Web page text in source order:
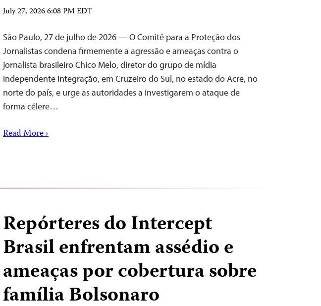
July 27, 2026 6:08 PM EDT
São Paulo, 27 de julho de 2026 — O Comitê para a Proteção dos
Jornalistas condena firmemente a agressão e ameaças contra o
jornalista brasileiro Chico Melo, diretor do grupo de mídia
independente Integração, em Cruzeiro do Sul, no estado do Acre, no
norte do país, e urge as autoridades a investigarem o ataque de
forma célere…
Read More ›
Repórteres do Intercept
Brasil enfrentam assédio e
ameaças por cobertura sobre
família Bolsonaro